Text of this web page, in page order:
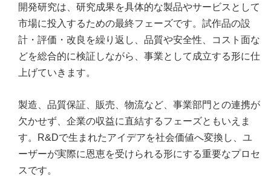
開発研究は、研究成果を具体的な製品やサービスとして
市場に投入するための最終フェーズです。試作品の設
計・評価・改良を繰り返し、品質や安全性、コスト面な
どを総合的に検証しながら、事業として成立する形に仕
上げていきます。
製造、品質保証、販売、物流など、事業部門との連携が
欠かせず、企業の収益に直結するフェーズともいえま
す。R&Dで生まれたアイデアを社会価値へ変換し、ユ
ーザーが実際に恩恵を受けられる形にする重要なプロセ
スです。